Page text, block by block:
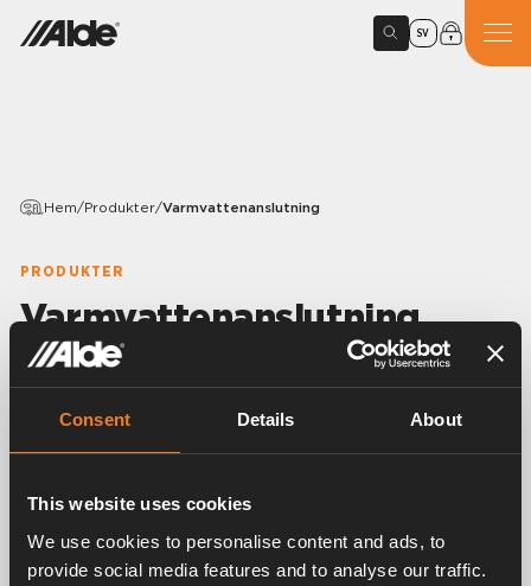
Consent Details About
This website uses cookies
We use cookies to personalise content and ads, to
provide social media features and to analyse our traffic.
SV
Hem/Produkter/Varmvattenanslutning
PRODUKTER
Varmvattenanslutning
Variants
avtappning av varmvattenberedaren.